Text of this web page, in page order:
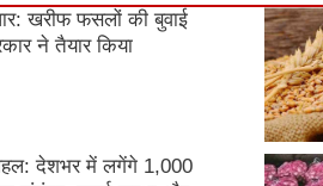
खरीफ फसलों की बुवाई
ने तैयार किया
देशभर में लगेंगे 1,000